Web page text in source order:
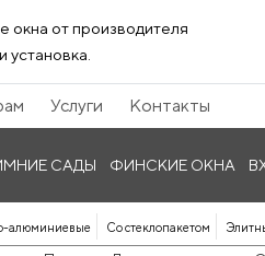
окна от производителя
Услуги Контакты
САДЫ ФИНСКИЕ ОКНА
алюминиевые Со стеклопакетом